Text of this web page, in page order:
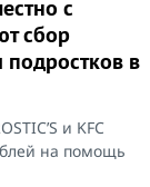
с
сбор
в
и KFC
на помощь